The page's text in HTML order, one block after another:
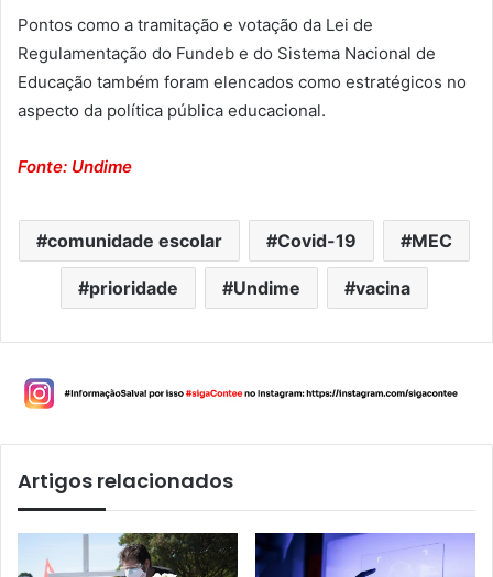
Pontos como a tramitação e votação da Lei de
Regulamentação do Fundeb e do Sistema Nacional de
Educação também foram elencados como estratégicos no
aspecto da política pública educacional.
Fonte: Undime
comunidade escolar Covid-19 MEC
prioridade Undime vacina
Artigos relacionados